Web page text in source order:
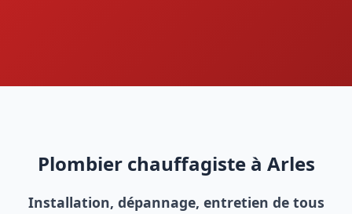
Plombier chauffagiste à Arles
Installation, dépannage, entretien de tous